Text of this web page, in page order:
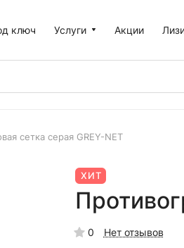
ключ Услуги Акции
сетка серая GREY-NET
ХИТ
0 Нет отзывов